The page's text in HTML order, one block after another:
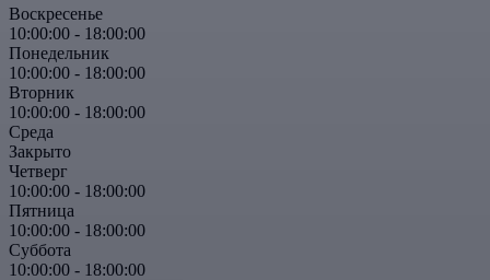
Воскресенье
10:00:00 - 18:00:00
Понедельник
10:00:00 - 18:00:00
Вторник
10:00:00 - 18:00:00
Среда
Закрыто
Четверг
10:00:00 - 18:00:00
Пятница
10:00:00 - 18:00:00
Суббота
10:00:00 - 18:00:00